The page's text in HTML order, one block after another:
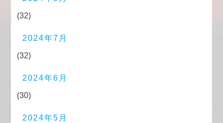
(32)
2024年7月
(32)
2024年6月
(30)
2024年5月